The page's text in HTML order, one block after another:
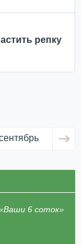
репку
6 соток»